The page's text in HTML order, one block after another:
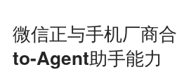
微信正与手机厂商
to-Agent助手能力